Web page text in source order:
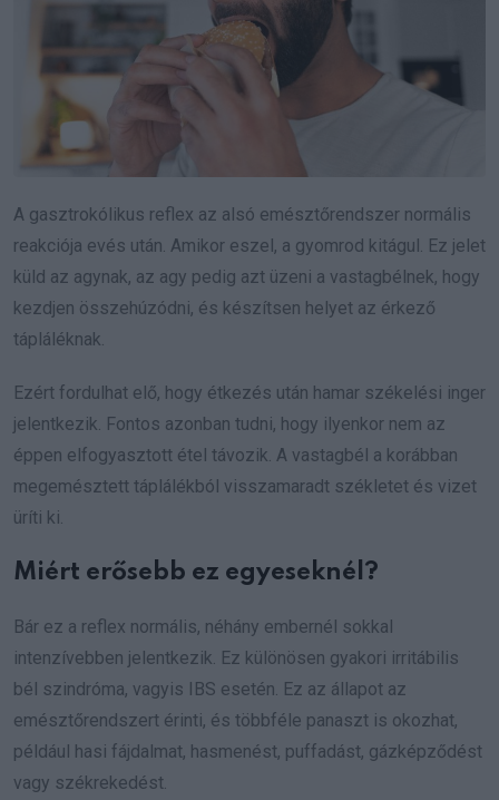
A gasztrokólikus reflex az alsó emésztőrendszer normális
reakciója evés után. Amikor eszel, a gyomrod kitágul. Ez jelet
küld az agynak, az agy pedig azt üzeni a vastagbélnek, hogy
kezdjen összehúzódni, és készítsen helyet az érkező
tápláléknak.
Ezért fordulhat elő, hogy étkezés után hamar székelési inger
jelentkezik. Fontos azonban tudni, hogy ilyenkor nem az
éppen elfogyasztott étel távozik. A vastagbél a korábban
megemésztett táplálékból visszamaradt székletet és vizet
üríti ki.
Miért erősebb ez egyeseknél?
Bár ez a reflex normális, néhány embernél sokkal
intenzívebben jelentkezik. Ez különösen gyakori irritábilis
bél szindróma, vagyis IBS esetén. Ez az állapot az
emésztőrendszert érinti, és többféle panaszt is okozhat,
például hasi fájdalmat, hasmenést, puffadást, gázképződést
vagy székrekedést.